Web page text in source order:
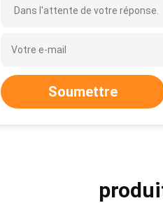
Dans l'attente de votre réponse.
Soumettre